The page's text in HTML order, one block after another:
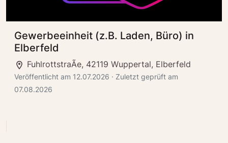
Gewerbeeinheit (z.B. Laden, Büro) in
Elberfeld
FuhlrottstraÃe, 42119 Wuppertal, Elberfeld
Veröffentlicht am 12.07.2026 · Zuletzt geprüft am
07.08.2026